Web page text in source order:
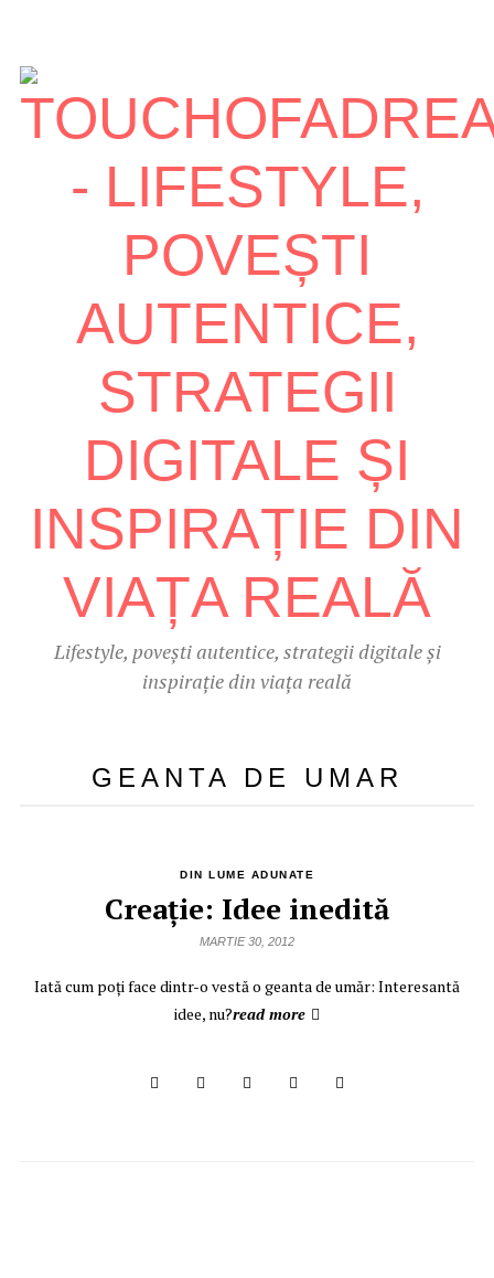
Lifestyle, povești autentice, strategii digitale și
inspirație din viața reală
GEANTA DE UMAR
DIN LUME ADUNATE
Creaţie: Idee inedită
MARTIE 30, 2012
Iată cum poţi face dintr-o vestă o geanta de umăr: Interesantă
idee, nu?read more